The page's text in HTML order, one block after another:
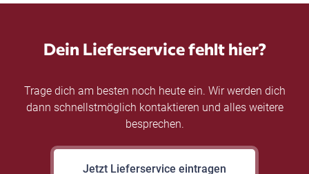
Dein Lieferservice fehlt hier?
Trage dich am besten noch heute ein. Wir werden dich
dann schnellstmöglich kontaktieren und alles weitere
besprechen.
Jetzt Lieferservice eintragen